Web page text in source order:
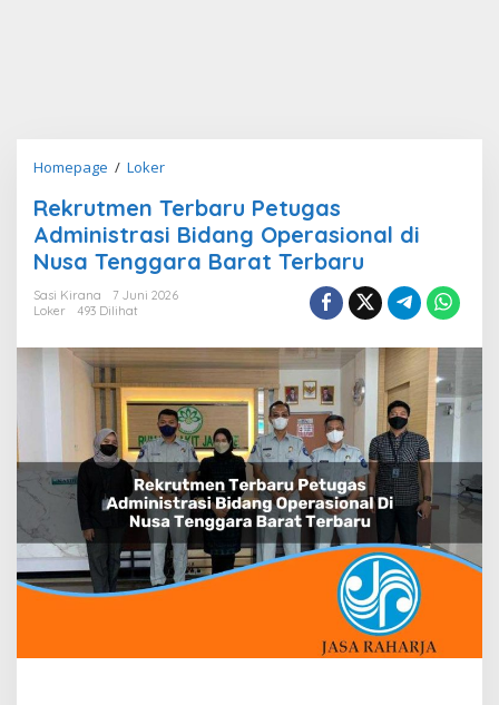
Homepage / LokerRekrutmen
Petugas
Administrasi
Bidang
di
Tenggara
Barat
Terbaru
Rekrutmen Terbaru Petugas
Administrasi Bidang Operasional di
Nusa Tenggara Barat Terbaru
Sasi Kirana
7 Juni 2026
Loker
493 Dilihat